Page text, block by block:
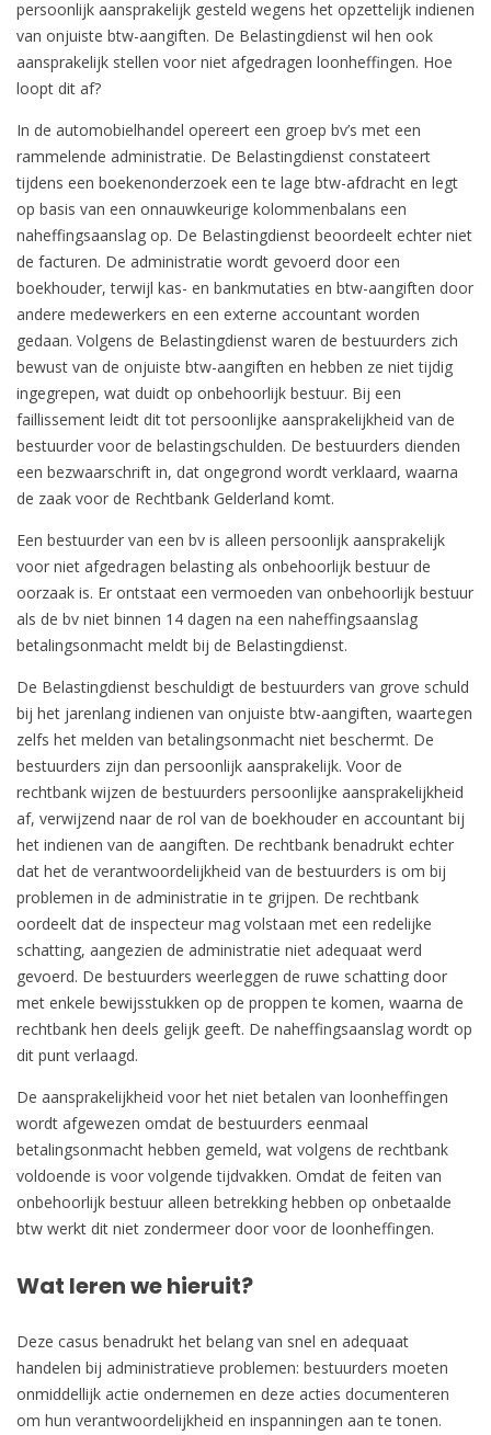
persoonlijk aansprakelijk gesteld wegens het opzettelijk indienen
van onjuiste btw-aangiften. De Belastingdienst wil hen ook
aansprakelijk stellen voor niet afgedragen loonheffingen. Hoe
loopt dit af?
In de automobielhandel opereert een groep bv’s met een
rammelende administratie. De Belastingdienst constateert
tijdens een boekenonderzoek een te lage btw-afdracht en legt
op basis van een onnauwkeurige kolommenbalans een
naheffingsaanslag op. De Belastingdienst beoordeelt echter niet
de facturen. De administratie wordt gevoerd door een
boekhouder, terwijl kas- en bankmutaties en btw-aangiften door
andere medewerkers en een externe accountant worden
gedaan. Volgens de Belastingdienst waren de bestuurders zich
bewust van de onjuiste btw-aangiften en hebben ze niet tijdig
ingegrepen, wat duidt op onbehoorlijk bestuur. Bij een
faillissement leidt dit tot persoonlijke aansprakelijkheid van de
bestuurder voor de belastingschulden. De bestuurders dienden
een bezwaarschrift in, dat ongegrond wordt verklaard, waarna
de zaak voor de Rechtbank Gelderland komt.
Een bestuurder van een bv is alleen persoonlijk aansprakelijk
voor niet afgedragen belasting als onbehoorlijk bestuur de
oorzaak is. Er ontstaat een vermoeden van onbehoorlijk bestuur
als de bv niet binnen 14 dagen na een naheffingsaanslag
betalingsonmacht meldt bij de Belastingdienst.
De Belastingdienst beschuldigt de bestuurders van grove schuld
bij het jarenlang indienen van onjuiste btw-aangiften, waartegen
zelfs het melden van betalingsonmacht niet beschermt. De
bestuurders zijn dan persoonlijk aansprakelijk. Voor de
rechtbank wijzen de bestuurders persoonlijke aansprakelijkheid
af, verwijzend naar de rol van de boekhouder en accountant bij
het indienen van de aangiften. De rechtbank benadrukt echter
dat het de verantwoordelijkheid van de bestuurders is om bij
problemen in de administratie in te grijpen. De rechtbank
oordeelt dat de inspecteur mag volstaan met een redelijke
schatting, aangezien de administratie niet adequaat werd
gevoerd. De bestuurders weerleggen de ruwe schatting door
met enkele bewijsstukken op de proppen te komen, waarna de
rechtbank hen deels gelijk geeft. De naheffingsaanslag wordt op
dit punt verlaagd.
De aansprakelijkheid voor het niet betalen van loonheffingen
wordt afgewezen omdat de bestuurders eenmaal
betalingsonmacht hebben gemeld, wat volgens de rechtbank
voldoende is voor volgende tijdvakken. Omdat de feiten van
onbehoorlijk bestuur alleen betrekking hebben op onbetaalde
btw werkt dit niet zondermeer door voor de loonheffingen.
Wat leren we hieruit?
Deze casus benadrukt het belang van snel en adequaat
handelen bij administratieve problemen: bestuurders moeten
onmiddellijk actie ondernemen en deze acties documenteren
om hun verantwoordelijkheid en inspanningen aan te tonen.